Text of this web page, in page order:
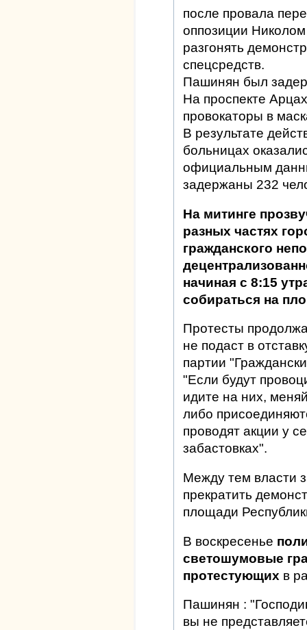
после провала
оппозиции
разгонять
спецсредств.
Пашинян был
На проспекте
провокаторы в
В результате
больницах
официальным
задержаны 232
На митинге
разных частях
гражданского
начиная с 8:15
собираться на
Протесты
не подаст в
партии
"Если будут
идите на них,
либо
проводят акции у
забастовках".
Между тем власти
прекратить
площади
В воскресенье
светошумовые
протестующих в
Пашинян :
вы не